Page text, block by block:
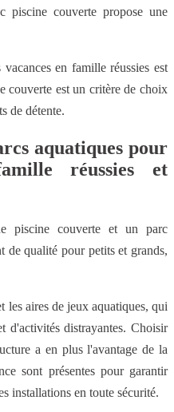
piscine couverte propose une
en famille réussies est
couverte est un critère de choix
de détente.
aquatiques pour
réussies et
piscine couverte et un parc
de qualité pour petits et grands,
les aires de jeux aquatiques, qui
d'activités distrayantes. Choisir
a en plus l'avantage de la
sont présentes pour garantir
installations en toute sécurité.